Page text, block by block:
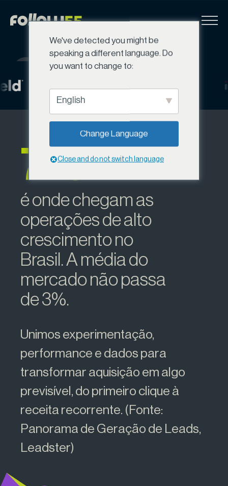
para
07/
Soluções
Growth
Aceleramos o crescimento do seu negócio de
forma inteligente e sustentável.
7%
é onde chegam as
operações de alto
crescimento no
Brasil. A média do
mercado não passa
de 3%.
Unimos experimentação,
performance e dados para
transformar aquisição em algo
previsível, do primeiro clique à
receita recorrente. (Fonte:
Panorama de Geração de Leads,
Leadster)
We've detected you might be
speaking a different language. Do
you want to change to:
English
Change Language
Close and do not switch language